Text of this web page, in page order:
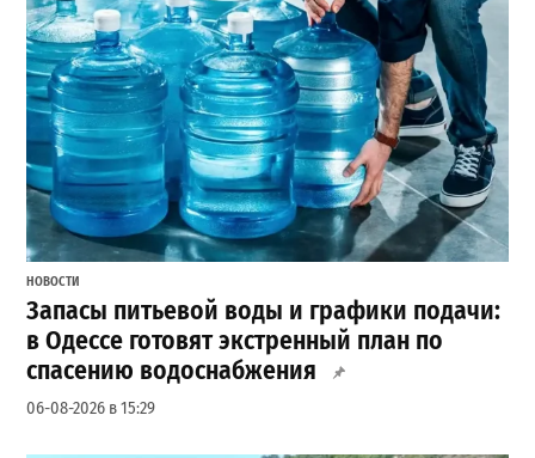
НОВОСТИ
Запасы питьевой воды и графики подачи:
в Одессе готовят экстренный план по
спасению водоснабжения
06-08-2026 в 15:29